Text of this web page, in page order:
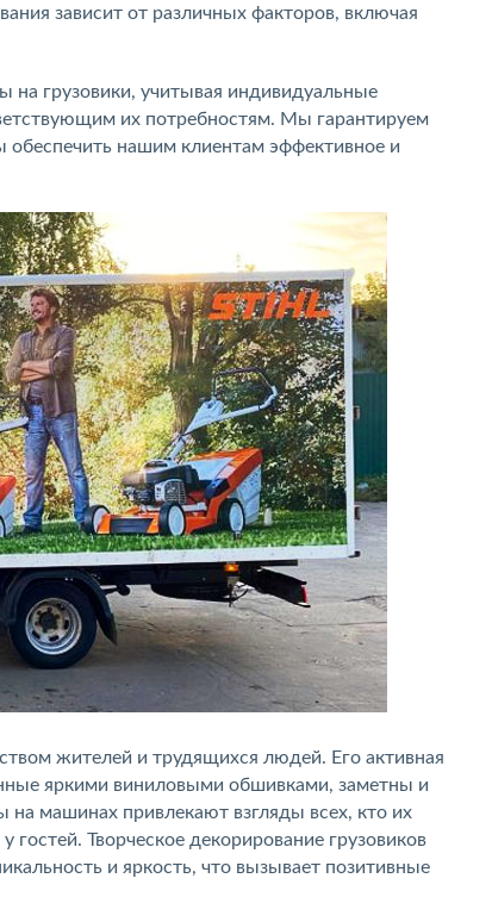
зависит от различных факторов, включая
на грузовики, учитывая индивидуальные
их потребностям. Мы гарантируем
обеспечить нашим клиентам эффективное и
жителей и трудящихся людей. Его активная
яркими виниловыми обшивками, заметны и
машинах привлекают взгляды всех, кто их
гостей. Творческое декорирование грузовиков
и яркость, что вызывает позитивные